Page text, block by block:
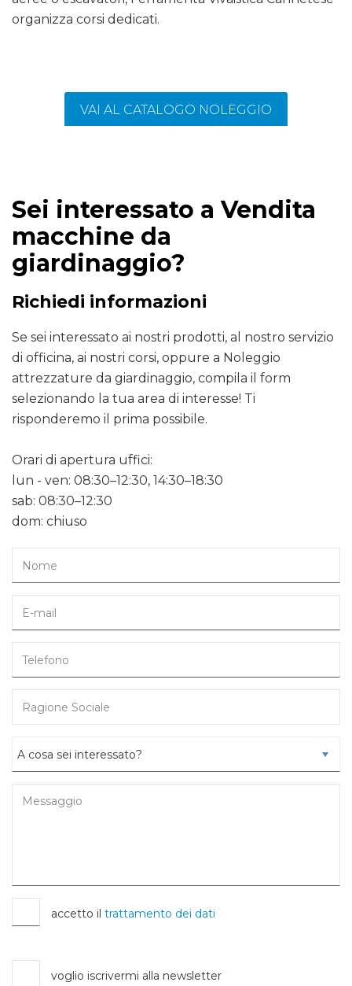
organizza corsi dedicati.
VAI AL CATALOGO NOLEGGIO
Sei interessato a Vendita
macchine da
giardinaggio?
Richiedi informazioni
Se sei interessato ai nostri prodotti, al nostro servizio
di officina, ai nostri corsi, oppure a Noleggio
attrezzature da giardinaggio, compila il form
selezionando la tua area di interesse! Ti
risponderemo il prima possibile.
Orari di apertura uffici:
lun - ven: 08:30–12:30, 14:30–18:30
sab: 08:30–12:30
dom: chiuso
accetto il trattamento dei dati
voglio iscrivermi alla newsletter